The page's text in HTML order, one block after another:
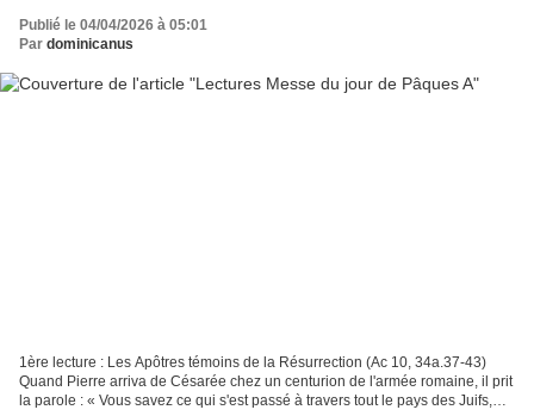
Publié le 04/04/2026 à 05:01
Par dominicanus
1ère lecture : Les Apôtres témoins de la Résurrection (Ac 10, 34a.37-43)
Quand Pierre arriva de Césarée chez un centurion de l'armée romaine, il prit
la parole : « Vous savez ce qui s'est passé à travers tout le pays des Juifs,